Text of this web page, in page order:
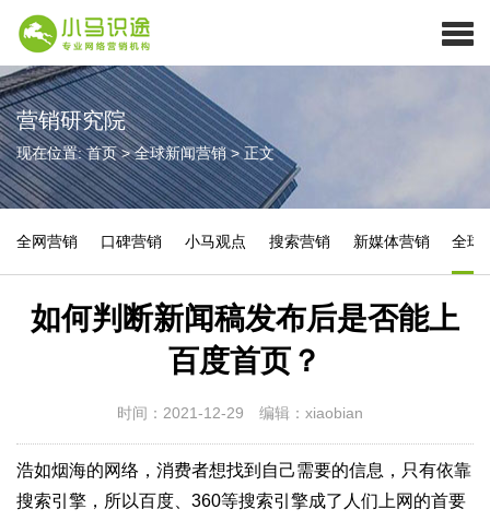
营销研究院
现在位置:首页>全球新闻营销>正文
全网营销 口碑营销 小马观点 搜索营销 新媒体营销 全球
如何判断新闻稿发布后是否能上
百度首页？
时间：2021-12-29 编辑：xiaobian
浩如烟海的网络，消费者想找到自己需要的信息，只有依靠
搜索引擎，所以百度、360等搜索引擎成了人们上网的首要